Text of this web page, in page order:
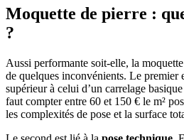
Moquette de pierre :
?
Aussi performante soit-elle, la
de quelques inconvénients. Le premier
supérieur à celui d’un carrelage
faut compter entre 60 et 150 € le m²
les complexités de pose et la surface